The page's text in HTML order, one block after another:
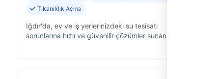
Tıkanıklık Açma
Iğdır'da, ev ve iş yerlerinizdeki su tesisatı
sorunlarına hızlı ve güvenilir çözümler sunan bir